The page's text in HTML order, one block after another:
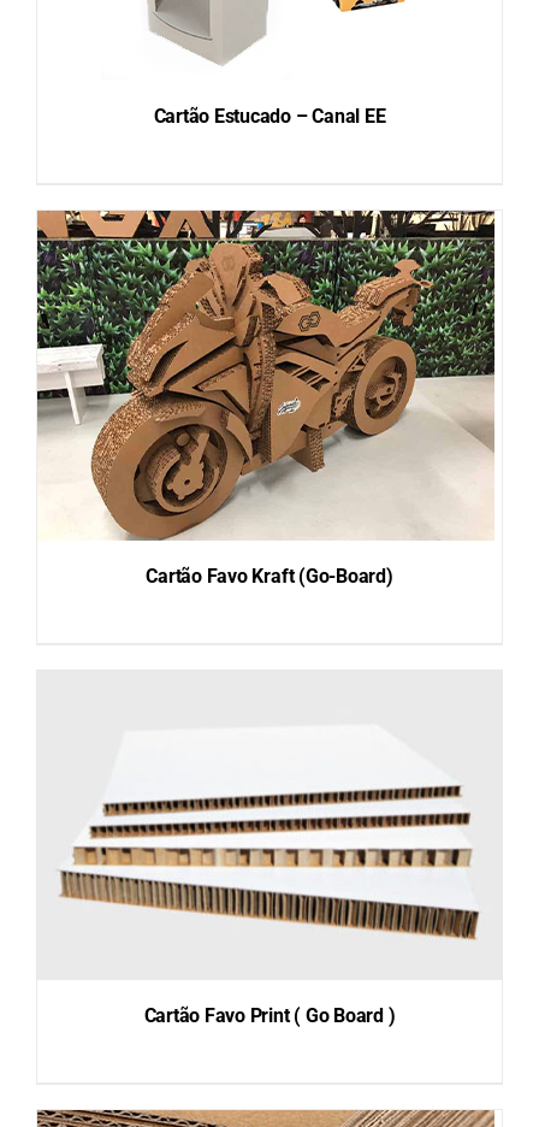
DETAILS
Cartão Estucado – Canal EE
Cartão Favo Kraft (Go-Board)
Cartão Favo Print ( Go Board )